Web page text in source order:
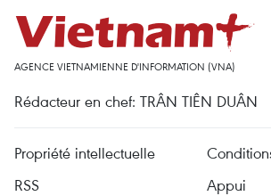
AGENCE VIETNAMIENNE D'INFORMATION (VNA)
Rédacteur en chef: TRÂN TIÊN DUÂN
Propriété intellectuelle
RSS
Appui